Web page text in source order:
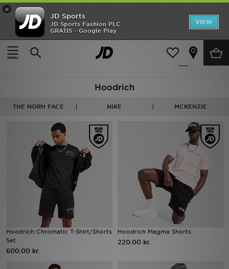
×
JD Sports
JD Sports Fashion PLC
GRATIS - Google Play
VIEW
Hjem
Sort Hoodrich
79 Produkter fundet
Hoodrich
THE NORH FACE NIKE MCKENZIE
Hoodrich Chromatic T-Shirt/Shorts
Set
600.00 kr.
Hoodrich Magma Shorts
220.00 kr.
Hjem
Udsalg
Damer
Bestsellers
Brands
Fodbold
Sport
Download JD app'en